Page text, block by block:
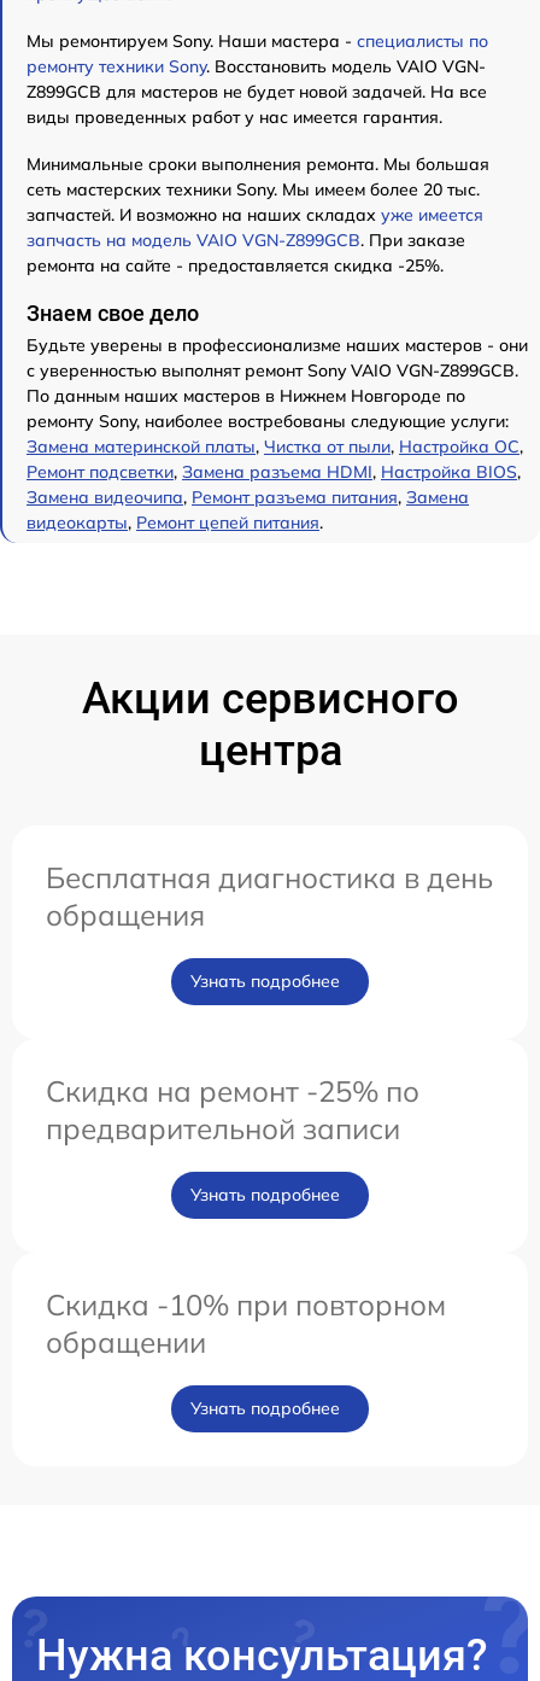
Мы ремонтируем Sony. Наши мастера - специалисты по
ремонту техники Sony. Восстановить модель VAIO VGN-
Z899GCB для мастеров не будет новой задачей. На все
виды проведенных работ у нас имеется гарантия.
Минимальные сроки выполнения ремонта. Мы большая
сеть мастерских техники Sony. Мы имеем более 20 тыс.
запчастей. И возможно на наших складах уже имеется
запчасть на модель VAIO VGN-Z899GCB. При заказе
ремонта на сайте - предоставляется скидка -25%.
Знаем свое дело
Будьте уверены в профессионализме наших мастеров - они
с уверенностью выполнят ремонт Sony VAIO VGN-Z899GCB.
По данным наших мастеров в Нижнем Новгороде по
ремонту Sony, наиболее востребованы следующие услуги:
Замена материнской платы, Чистка от пыли, Настройка ОС,
Ремонт подсветки, Замена разъема HDMI, Настройка BIOS,
Замена видеочипа, Ремонт разъема питания, Замена
видеокарты, Ремонт цепей питания.
Акции сервисного
центра
Бесплатная диагностика в день
обращения
Узнать подробнее
Скидка на ремонт -25% по
предварительной записи
Узнать подробнее
Скидка -10% при повторном
обращении
Узнать подробнее
Нужна консультация?